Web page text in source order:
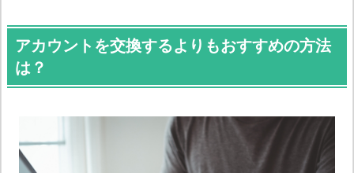
アカウントを交換するよりもおすすめの方法
は？